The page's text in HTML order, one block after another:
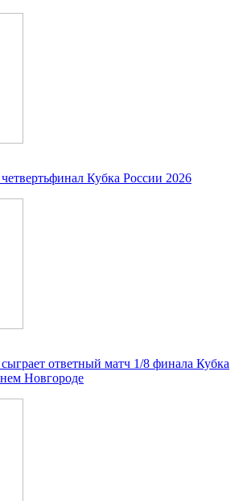
Кубка России 2026
сыграет ответный матч 1/8 финала Кубка
Новгороде